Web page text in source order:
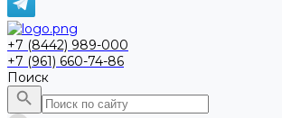
+7 (8442) 989-000
+7 (961) 660-74-86
Поиск